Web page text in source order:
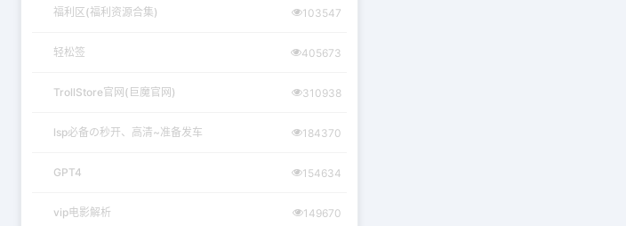
福利区(福利资源合集) 103547
轻松签 405673
TrollStore官网(巨魔官网) 310938
lsp必备の秒开、高清~准备发车 184370
GPT4 154634
vip电影解析 149670